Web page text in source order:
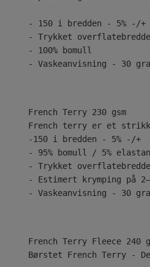
- 150 i bredden - 5% -/+
- Trykket overflatebredde
- 100% bomull
- Vaskeanvisning - 30
French Terry 230 gsm
French terry er et
-150 i bredden - 5% -/+
- 95% bomull / 5% elastan
- Trykket overflatebredde
- Estimert krymping på
- Vaskeanvisning - 30
Børstet French Terry -